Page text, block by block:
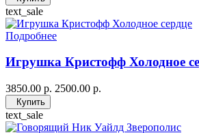
text_sale
Подробнее
Игрушка Кристофф Холодное
3850.00 р. 2500.00 р.
Купить
text_sale